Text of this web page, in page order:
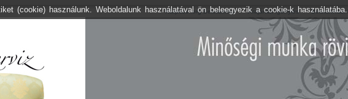
Kárpitos .org Beloiannisz Árajánlat Igénylés Beloianniszi
(cookie) használunk. Weboldalunk használatával ön beleegyezik a cookie-k használatába.